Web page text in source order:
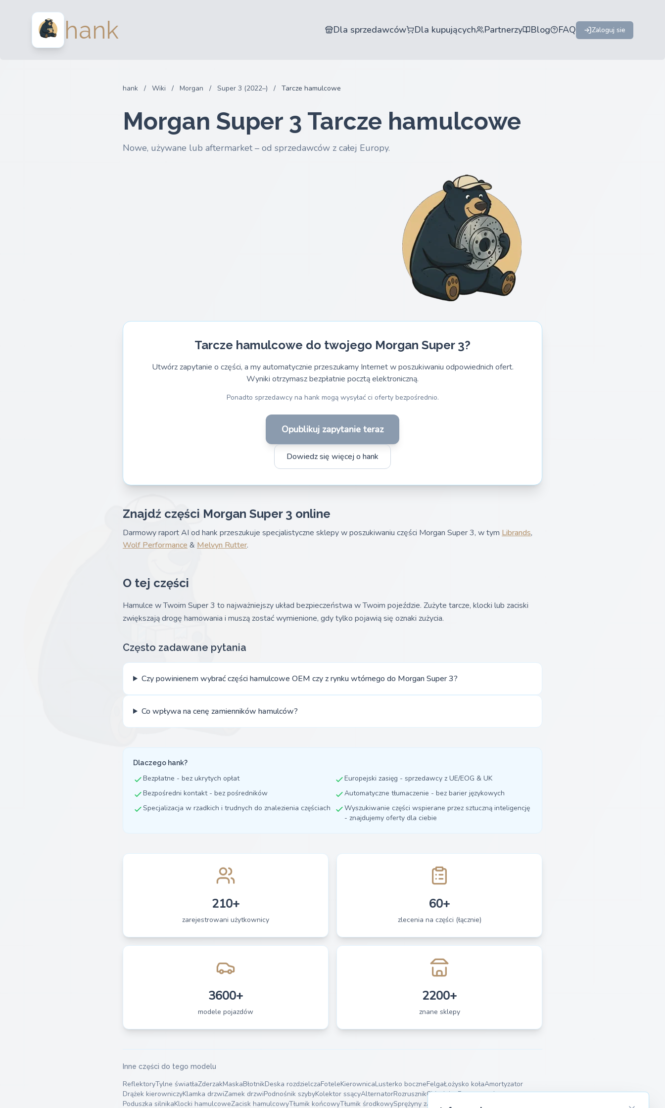
hank Dla sprzedawców Dla kupujących Partnerzy Blog FAQ Zaloguj sie
hank / Wiki / Morgan / Super 3 (2022–) / Tarcze hamulcowe
Morgan Super 3 Tarcze hamulcowe
Nowe, używane lub aftermarket – od sprzedawców z całej Europy.
Tarcze hamulcowe do twojego Morgan Super 3?
Utwórz zapytanie o części, a my automatycznie przeszukamy Internet w poszukiwaniu odpowiednich ofert.
Wyniki otrzymasz bezpłatnie pocztą elektroniczną.
Ponadto sprzedawcy na hank mogą wysyłać ci oferty bezpośrednio.
Opublikuj zapytanie teraz
Dowiedz się więcej o hank
Znajdź części Morgan Super 3 online
Darmowy raport AI od hank przeszukuje specjalistyczne sklepy w poszukiwaniu części Morgan Super 3, w tym Librands,
Wolf Performance & Melvyn Rutter.
O tej części
Hamulce w Twoim Super 3 to najważniejszy układ bezpieczeństwa w Twoim pojeździe. Zużyte tarcze, klocki lub zaciski
zwiększają drogę hamowania i muszą zostać wymienione, gdy tylko pojawią się oznaki zużycia.
Często zadawane pytania
Czy powinienem wybrać części hamulcowe OEM czy z rynku wtórnego do Morgan Super 3?
Co wpływa na cenę zamienników hamulców?
Dlaczego hank?
Bezpłatne - bez ukrytych opłat
Europejski zasięg - sprzedawcy z UE/EOG & UK
Bezpośredni kontakt - bez pośredników
Automatyczne tłumaczenie - bez barier językowych
Specjalizacja w rzadkich i trudnych do znalezienia częściach
Wyszukiwanie części wspierane przez sztuczną inteligencję
- znajdujemy oferty dla ciebie
210+
zarejestrowani użytkownicy
60+
zlecenia na części (łącznie)
3600+
modele pojazdów
2200+
znane sklepy
Inne części do tego modelu
ReflektoryTylne światłaZderzakMaskaBłotnikDeska rozdzielczaFoteleKierownicaLusterko boczneFelgaŁożysko kołaAmortyzator
Drążek kierowniczyKlamka drzwiZamek drzwiPodnośnik szybyKolektor ssącyAlternatorRozrusznikChłodnicaPompa wody
Poduszka silnikaKlocki hamulcoweZacisk hamulcowyTłumik końcowyTłumik środkowySprężyny zawieszenia